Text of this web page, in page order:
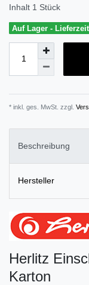
Inhalt 1 Stück
Auf Lager -
* inkl. ges. MwSt. zzgl.
Beschreibung
Hersteller
Herlitz
Karton